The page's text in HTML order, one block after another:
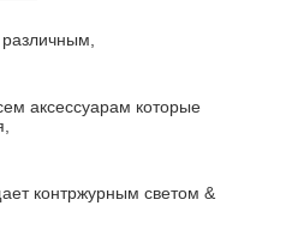
аксессуарам которые
контржурным светом &